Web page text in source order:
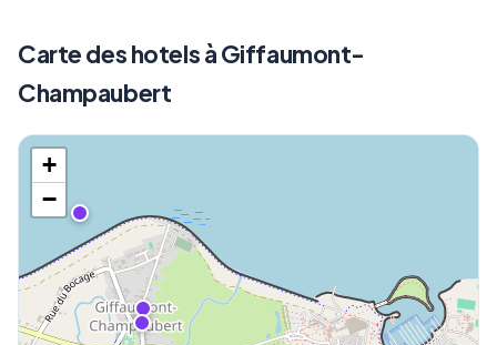
Carte des hotels à Giffaumont-
Champaubert
+
−